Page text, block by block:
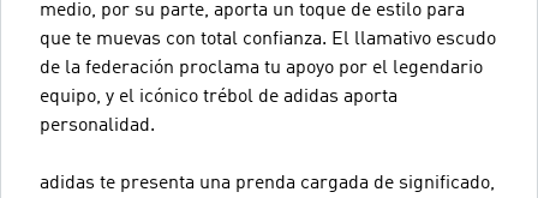
medio, por su parte, aporta un toque de estilo para
que te muevas con total confianza. El llamativo escudo
de la federación proclama tu apoyo por el legendario
equipo, y el icónico trébol de adidas aporta
personalidad.
adidas te presenta una prenda cargada de significado,